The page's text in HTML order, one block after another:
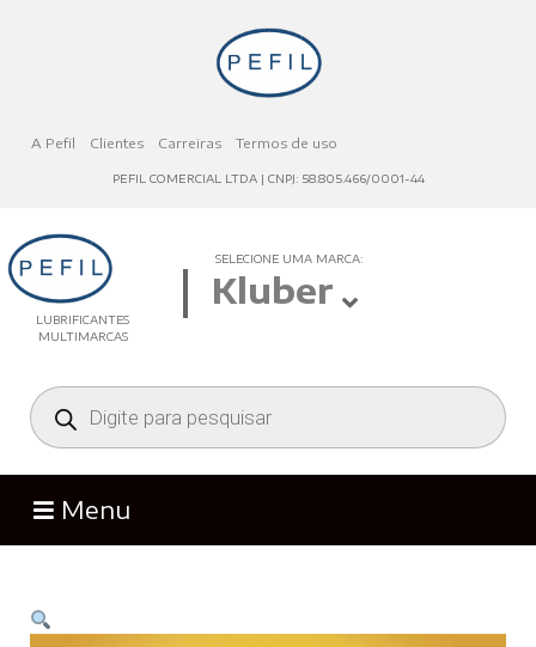
A Pefil Clientes Carreiras Termos de uso
PEFIL COMERCIAL LTDA | CNPJ: 58.805.466/0001-44
LUBRIFICANTES
MULTIMARCAS
SELECIONE UMA MARCA:
Kluber
Menu